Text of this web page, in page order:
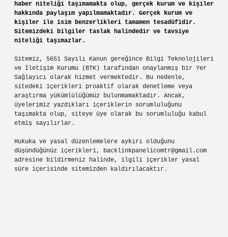
haber niteliği taşımamakta olup, gerçek kurum ve kişiler
hakkında paylaşım yapılmamaktadır. Gerçek kurum ve
kişiler ile isim benzerlikleri tamamen tesadüfidir.
Sitemizdeki bilgiler taslak halindedir ve tavsiye
niteliği taşımazlar.
Sitemiz, 5651 Sayılı Kanun gereğince Bilgi Teknolojileri
ve İletişim Kurumu (BTK) tarafından onaylanmış bir Yer
Sağlayıcı olarak hizmet vermektedir. Bu nedenle,
sitedeki içerikleri proaktif olarak denetleme veya
araştırma yükümlülüğümüz bulunmamaktadır. Ancak,
üyelerimiz yazdıkları içeriklerin sorumluluğunu
taşımakta olup, siteye üye olarak bu sorumluluğu kabul
etmiş sayılırlar.
Hukuka ve yasal düzenlemelere aykırı olduğunu
düşündüğünüz içerikleri, backlinkpanelicomtr@gmail.com
adresine bildirmeniz halinde, ilgili içerikler yasal
süre içerisinde sitemizden kaldırılacaktır.